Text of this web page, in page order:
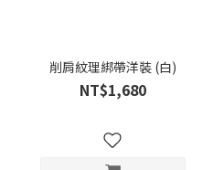
削肩紋理綁帶洋裝 (白)
NT$1,680